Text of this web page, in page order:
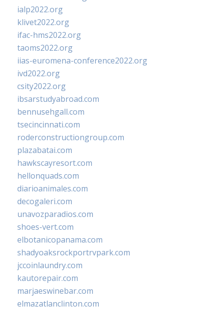
ialp2022.org
klivet2022.org
ifac-hms2022.org
taoms2022.org
iias-euromena-conference2022.org
ivd2022.org
csity2022.org
ibsarstudyabroad.com
bennusehgall.com
tsecincinnati.com
roderconstructiongroup.com
plazabatai.com
hawkscayresort.com
hellonquads.com
diarioanimales.com
decogaleri.com
unavozparadios.com
shoes-vert.com
elbotanicopanama.com
shadyoaksrockportrvpark.com
jccoinlaundry.com
kautorepair.com
marjaeswinebar.com
elmazatlanclinton.com